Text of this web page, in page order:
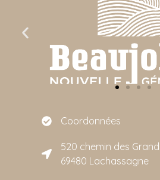
Coordonnées
520 chemin des
69480 Lachassagne